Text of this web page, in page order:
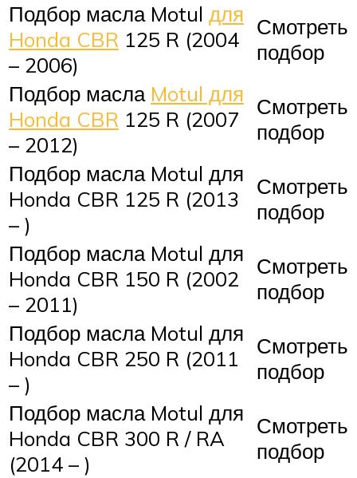
Подбор масла Motul для
Honda CBR 125 R (2004
– 2006)
Смотреть
подбор
Подбор масла Motul для
Honda CBR 125 R (2007
– 2012)
Смотреть
подбор
Подбор масла Motul для
Honda CBR 125 R (2013
– )
Смотреть
подбор
Подбор масла Motul для
Honda CBR 150 R (2002
– 2011)
Смотреть
подбор
Подбор масла Motul для
Honda CBR 250 R (2011
– )
Смотреть
подбор
Подбор масла Motul для
Honda CBR 300 R / RA
(2014 – )
Смотреть
подбор